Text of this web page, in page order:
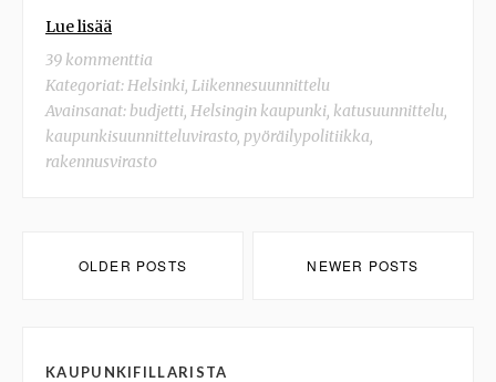
Lue lisää
39 kommenttia
Kategoriat:Helsinki, Liikennesuunnittelu
Avainsanat: budjetti, Helsingin kaupunki, katusuunnittelu,
kaupunkisuunnitteluvirasto, pyöräilypolitiikka,
rakennusvirasto
navigation
OLDER POSTS NEWER POSTS
KAUPUNKIFILLARISTA